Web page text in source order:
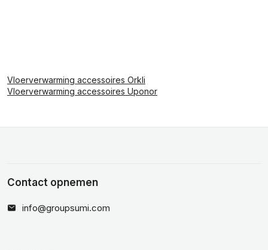
Vloerverwarming accessoires Orkli
Vloerverwarming accessoires Uponor
Contact opnemen
info@groupsumi.com